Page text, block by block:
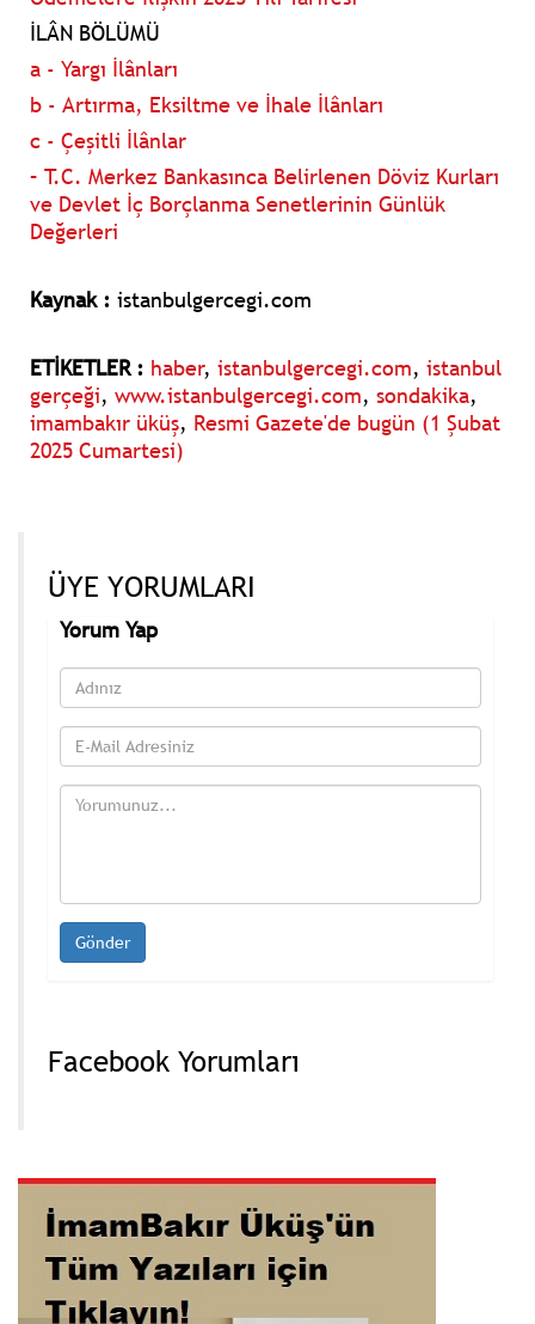
İLÂN BÖLÜMÜ
a - Yargı İlânları
b - Artırma, Eksiltme ve İhale İlânları
c - Çeşitli İlânlar
– T.C. Merkez Bankasınca Belirlenen Döviz Kurları
ve Devlet İç Borçlanma Senetlerinin Günlük
Değerleri
Kaynak : istanbulgercegi.com
ETİKETLER : haber, istanbulgercegi.com, istanbul
gerçeği, www.istanbulgercegi.com, sondakika,
imambakır üküş, Resmi Gazete'de bugün (1 Şubat
2025 Cumartesi)
ÜYE YORUMLARI
Yorum Yap
Facebook Yorumları